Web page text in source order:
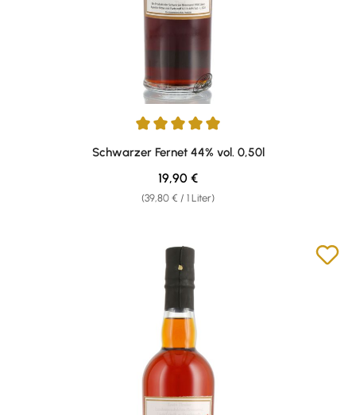
Durchschnittliche Bewertung von 5 von 5 Sternen
Schwarzer Fernet 44% vol. 0,50l
(39,80 € / 1 Liter)
Regulärer Preis:
19,90 €